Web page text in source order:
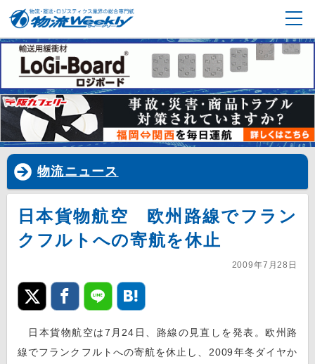
物流ニュース
日本貨物航空 欧州路線でフラン
クフルトへの寄航を休止
2009年7月28日
日本貨物航空は7月24日、路線の見直しを発表。欧州路
線でフランクフルトへの寄航を休止し、2009年冬ダイヤか